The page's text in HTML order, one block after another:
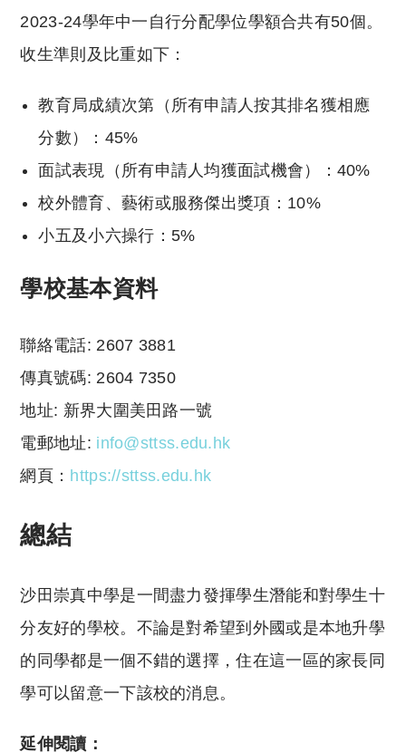
2023-24學年中一自行分配學位學額合共有50個。
收生準則及比重如下：
教育局成績次第（所有申請人按其排名獲相應
分數）：45%
面試表現（所有申請人均獲面試機會）：40%
校外體育、藝術或服務傑出獎項：10%
小五及小六操行：5%
學校基本資料
聯絡電話: 2607 3881
傳真號碼: 2604 7350
地址: 新界大圍美田路一號
電郵地址: info@sttss.edu.hk
網頁： https://sttss.edu.hk
總結
沙田崇真中學是一間盡力發揮學生潛能和對學生十
分友好的學校。不論是對希望到外國或是本地升學
的同學都是一個不錯的選擇，住在這一區的家長同
學可以留意一下該校的消息。
延伸閱讀：